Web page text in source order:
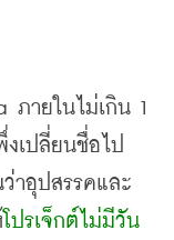
ภายในไม่เกิน
เปลี่ยนชื่อไป
าอุปสรรคและ
โปรเจ็กต์ไม่มีวัน